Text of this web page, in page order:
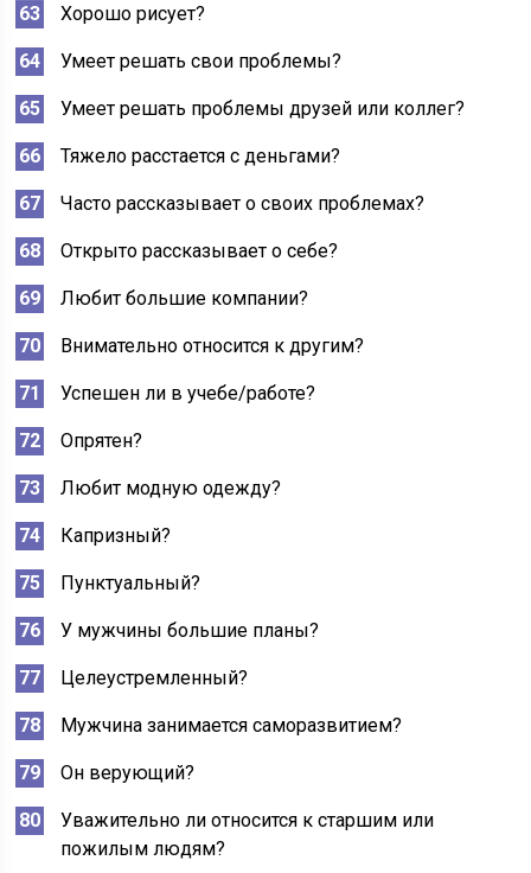
Хорошо рисует?
Умеет решать свои проблемы?
Умеет решать проблемы друзей или коллег?
Тяжело расстается с деньгами?
Часто рассказывает о своих проблемах?
Открыто рассказывает о себе?
Любит большие компании?
Внимательно относится к другим?
Успешен ли в учебе/работе?
Опрятен?
Любит модную одежду?
Капризный?
Пунктуальный?
У мужчины большие планы?
Целеустремленный?
Мужчина занимается саморазвитием?
Он верующий?
Уважительно ли относится к старшим или
пожилым людям?